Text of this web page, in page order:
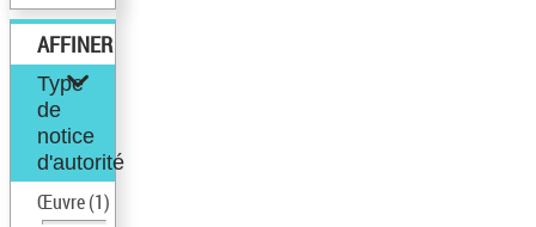
AFFINER
Type
de
notice
d'autorité
Œuvre(1)